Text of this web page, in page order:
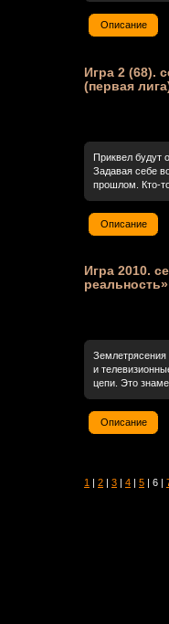
Описание
Игра 2 (68).
(первая
Приквел будут
Задавая себе
прошлом. Кто-
Описание
Игра 2010.
и
цепи. Это
Описание
1 | 2 | 3 | 4 | 5 | 6 |